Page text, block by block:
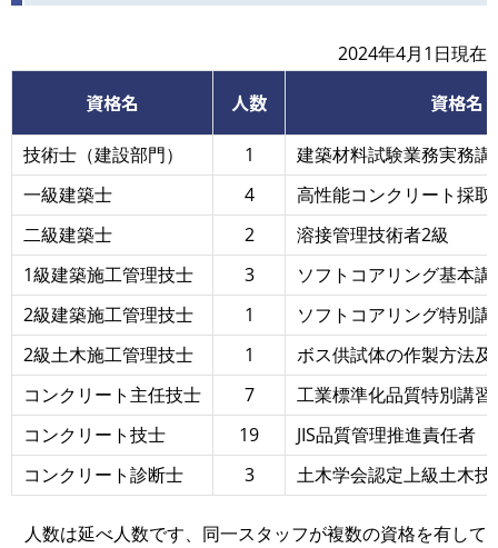
2024年4月1日現在
資格名 人数 資格名
技術士（建設部門） 1
建築材料試験業務実務
一級建築士
4
高性能コンクリート採
二級建築士
2
溶接管理技術者2級
1級建築施工管理技士
3
ソフトコアリング基本講
2級建築施工管理技士
1
ソフトコアリング特別講
2級土木施工管理技士
1
ボス供試体の作製方法
コンクリート主任技士
7
工業標準化品質特別講習
コンクリート技士
19
JIS品質管理推進責任者
コンクリート診断士
3 土木学会認定上級土木技
人数は延べ人数です、同一スタッフが複数の資格を有して